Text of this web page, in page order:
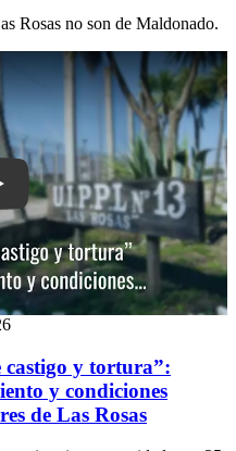
Rosas no son de Maldonado.
“El encierro ya es suficiente
castigo y tortura”:
y condiciones
de Las Rosas